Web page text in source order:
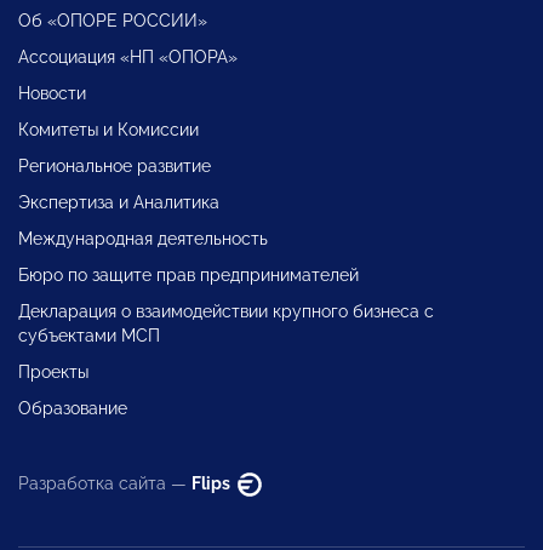
Об «ОПОРЕ РОССИИ»
Ассоциация «НП «ОПОРА»
Новости
Комитеты и Комиссии
Региональное развитие
Экспертиза и Аналитика
Международная деятельность
Бюро по защите прав предпринимателей
Декларация о взаимодействии крупного бизнеса с
субъектами МСП
Проекты
Образование
Разработка сайта — Flips